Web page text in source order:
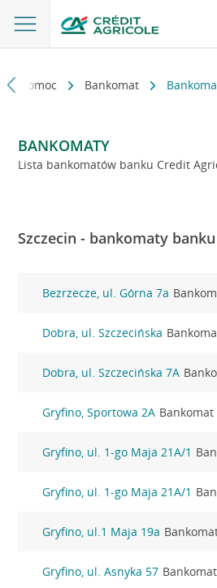
i pomoc Bankomat
BANKOMATY
Lista bankomatów banku Credit
Szczecin - bankomaty
Bezrzecze, ul. Górna 7a
Dobra, ul. Szczecińska
Dobra, ul. Szczecińska 7A
Gryfino, Sportowa 2A Bankomat
Gryfino, ul. 1-go Maja 21A/1
Gryfino, ul. 1-go Maja 21A/1
Gryfino, ul.1 Maja 19a
Gryfino, ul. Asnyka 57